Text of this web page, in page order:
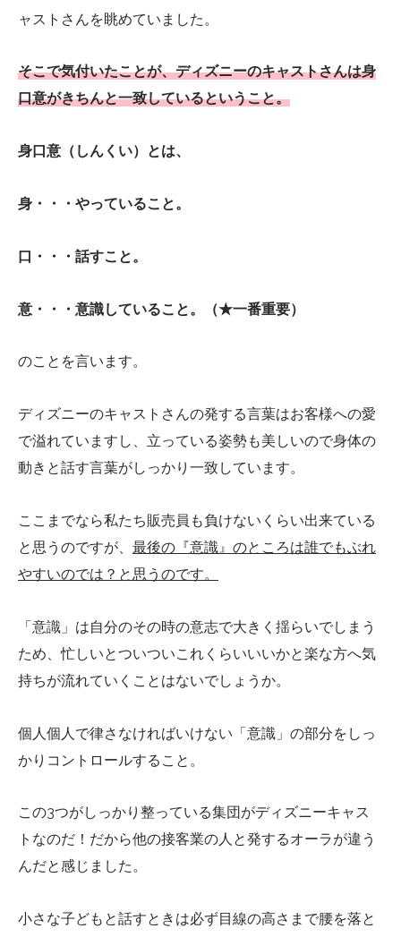
ャストさんを眺めていました。
そこで気付いたことが、ディズニーのキャストさんは身
口意がきちんと一致しているということ。
身口意（しんくい）とは、
身・・・やっていること。
口・・・話すこと。
意・・・意識していること。（★一番重要）
のことを言います。
ディズニーのキャストさんの発する言葉はお客様への愛
で溢れていますし、立っている姿勢も美しいので身体の
動きと話す言葉がしっかり一致しています。
ここまでなら私たち販売員も負けないくらい出来ている
と思うのですが、 最後の『意識』のところは誰でもぶれ
やすいのでは？と思うのです。
「意識」は自分のその時の意志で大きく揺らいでしまう
ため、忙しいとついついこれくらいいいかと楽な方へ気
持ちが流れていくことはないでしょうか。
個人個人で律さなければいけない「意識」の部分をしっ
かりコントロールすること。
この3つがしっかり整っている集団がディズニーキャス
トなのだ！だから他の接客業の人と発するオーラが違う
んだと感じました。
小さな子どもと話すときは必ず目線の高さまで腰を落と